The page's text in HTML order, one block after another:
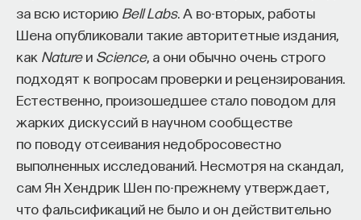
за всю историю Bell Labs. А во-вторых, работы
Шена опубликовали такие авторитетные издания,
как Natureи Science, а они обычно очень строго
подходят к вопросам проверки и рецензирования.
Естественно, произошедшее стало поводом для
жарких дискуссий в научном сообществе
по поводу отсеивания недобросовестно
выполненных исследований. Несмотря на скандал,
сам Ян Хендрик Шен по-прежнему утверждает,
что фальсификаций не было и он действительно